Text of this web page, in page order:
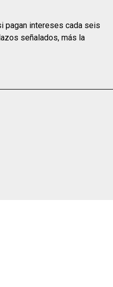
pagan intereses cada seis
señalados, más la